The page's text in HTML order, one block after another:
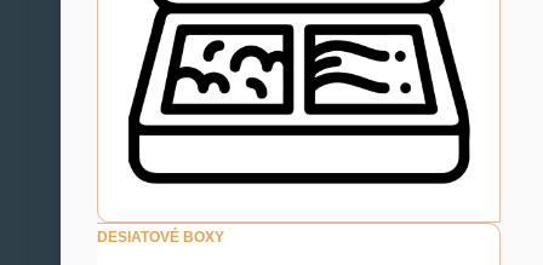
DESIATOVÉ BOXY